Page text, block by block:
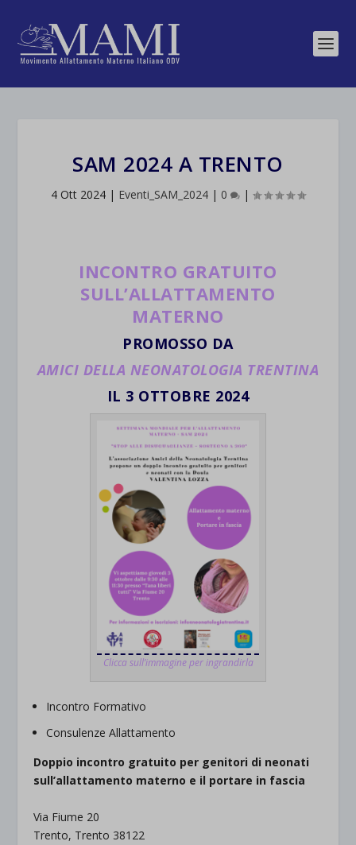
SAM 2024 A TRENTO
4 Ott 2024 | Eventi_SAM_2024 | 0 |
INCONTRO GRATUITO
SULL’ALLATTAMENTO
MATERNO
PROMOSSO DA
AMICI DELLA NEONATOLOGIA TRENTINA
IL 3 OTTOBRE 2024
Clicca sull’immagine per ingrandirla
Incontro Formativo
Consulenze Allattamento
Doppio incontro gratuito per genitori di neonati
sull’allattamento materno e il portare in fascia
Via Fiume 20
Trento, Trento 38122